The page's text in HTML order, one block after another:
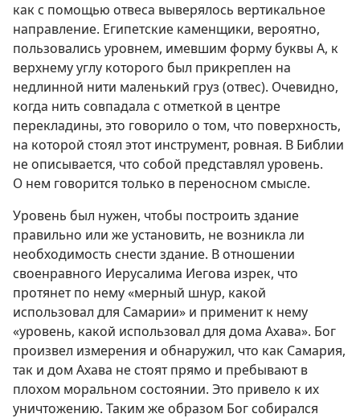
как с помощью отвеса выверялось вертикальное
направление. Египетские каменщики, вероятно,
пользовались уровнем, имевшим форму буквы А, к
верхнему углу которого был прикреплен на
недлинной нити маленький груз (отвес). Очевидно,
когда нить совпадала с отметкой в центре
перекладины, это говорило о том, что поверхность,
на которой стоял этот инструмент, ровная. В Библии
не описывается, что собой представлял уровень.
О нем говорится только в переносном смысле.
Уровень был нужен, чтобы построить здание
правильно или же установить, не возникла ли
необходимость снести здание. В отношении
своенравного Иерусалима Иегова изрек, что
протянет по нему «мерный шнур, какой
использовал для Самарии» и применит к нему
«уровень, какой использовал для дома Ахава». Бог
произвел измерения и обнаружил, что как Самария,
так и дом Ахава не стоят прямо и пребывают в
плохом моральном состоянии. Это привело к их
уничтожению. Таким же образом Бог собирался